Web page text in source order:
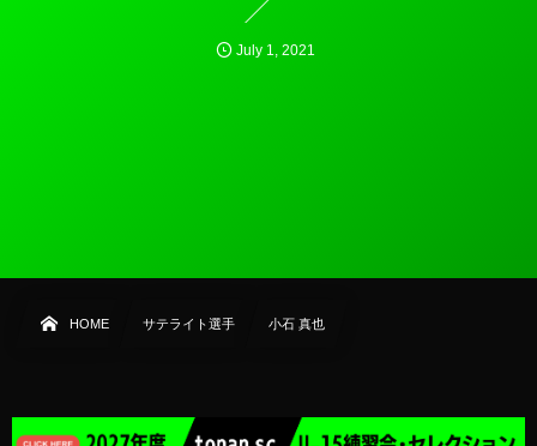
July 1,2021
HOME サテライト選手 小石 真也